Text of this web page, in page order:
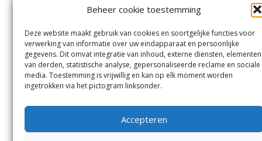
Beheer cookie toestemming
Deze website maakt gebruik van cookies en soortgelijke functies voor
verwerking van informatie over uw eindapparaat en persoonlijke
gegevens. Dit omvat integratie van inhoud, externe diensten, elementen
van derden, statistische analyse, gepersonaliseerde reclame en sociale
media. Toestemming is vrijwillig en kan op elk moment worden
ingetrokken via het pictogram linksonder.
Accepteren
Vrouwenakker,Waverveen
UithoornenDe Kwakel.
Contact
Andere uitgaven
Bezorgklacht
Vacatures
Voorwaarden
Privacyverklaring